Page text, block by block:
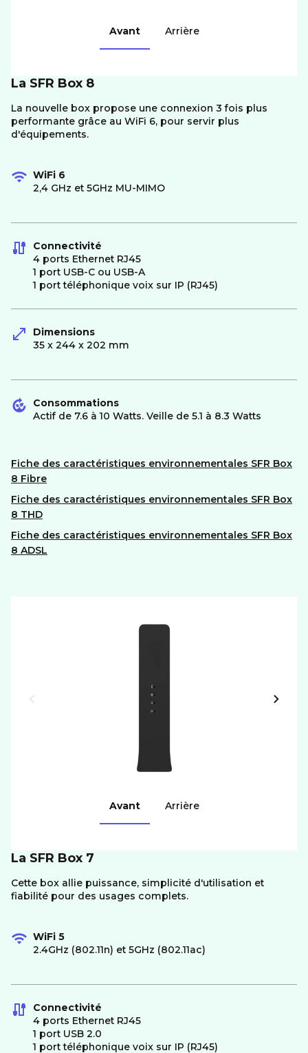
Avant Arrière
La SFR Box 8
La nouvelle box propose une connexion 3 fois plus
performante grâce au WiFi 6, pour servir plus
d'équipements.
WiFi 6
2,4 GHz et 5GHz MU-MIMO
Connectivité
4 ports Ethernet RJ45
1 port USB-C ou USB-A
1 port téléphonique voix sur IP (RJ45)
Dimensions
35 x 244 x 202 mm
Consommations
Actif de 7.6 à 10 Watts. Veille de 5.1 à 8.3 Watts
Fiche des caractéristiques environnementales SFR Box
8 Fibre
Fiche des caractéristiques environnementales SFR Box
8 THD
Fiche des caractéristiques environnementales SFR Box
8 ADSL
Avant Arrière
La SFR Box 7
Cette box allie puissance, simplicité d'utilisation et
fiabilité pour des usages complets.
WiFi 5
2.4GHz (802.11n) et 5GHz (802.11ac)
Connectivité
4 ports Ethernet RJ45
1 port USB 2.0
1 port téléphonique voix sur IP (RJ45)